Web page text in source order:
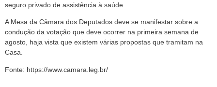
seguro privado de assistência à saúde.
A Mesa da Câmara dos Deputados deve se manifestar sobre a
condução da votação que deve ocorrer na primeira semana de
agosto, haja vista que existem várias propostas que tramitam na
Casa.
Fonte: https://www.camara.leg.br/